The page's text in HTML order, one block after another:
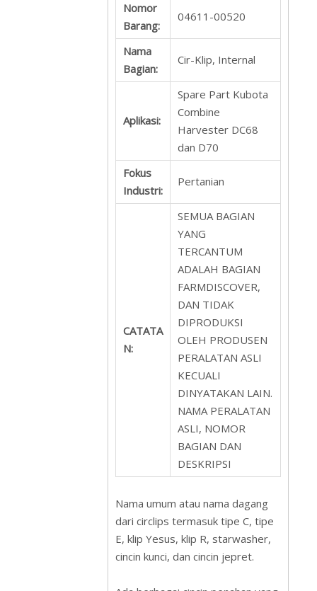
Nomor
Barang:
04611-00520
Nama
Bagian:
Cir-Klip, Internal
Aplikasi:
Spare Part Kubota
Combine
Harvester DC68
dan D70
Fokus
Industri:
Pertanian
CATATA
N:
SEMUA BAGIAN
YANG
TERCANTUM
ADALAH BAGIAN
FARMDISCOVER,
DAN TIDAK
DIPRODUKSI
OLEH PRODUSEN
PERALATAN ASLI
KECUALI
DINYATAKAN LAIN.
NAMA PERALATAN
ASLI, NOMOR
BAGIAN DAN
DESKRIPSI
Nama umum atau nama dagang
dari circlips termasuk tipe C, tipe
E, klip Yesus, klip R, starwasher,
cincin kunci, dan cincin jepret.